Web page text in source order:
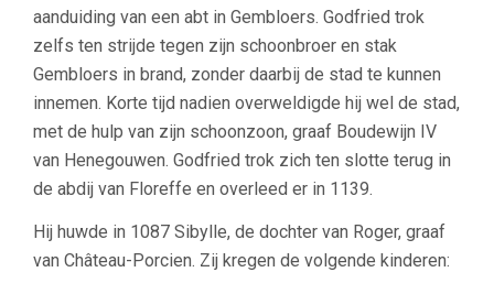
aanduiding van een abt in Gembloers. Godfried trok
zelfs ten strijde tegen zijn schoonbroer en stak
Gembloers in brand, zonder daarbij de stad te kunnen
innemen. Korte tijd nadien overweldigde hij wel de stad,
met de hulp van zijn schoonzoon, graaf Boudewijn IV
van Henegouwen. Godfried trok zich ten slotte terug in
de abdij van Floreffe en overleed er in 1139.
Hij huwde in 1087 Sibylle, de dochter van Roger, graaf
van Château-Porcien. Zij kregen de volgende kinderen: